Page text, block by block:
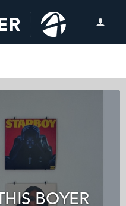
BOYER